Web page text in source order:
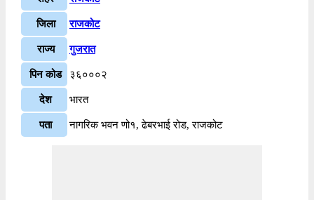
जिला राजकोट
राज्य गुजरात
पिन कोड ३६०००२
देश भारत
पता नागरिक भवन णो१, ढेबरभाई रोड, राजकोट